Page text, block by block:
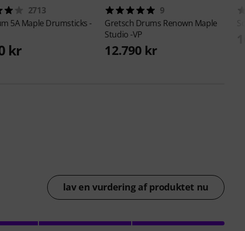
2713
5A Maple Drumsticks -
kr
9
Gretsch Drums Renown Maple
Studio -VP
12.790 kr
lav en vurdering af produktet nu